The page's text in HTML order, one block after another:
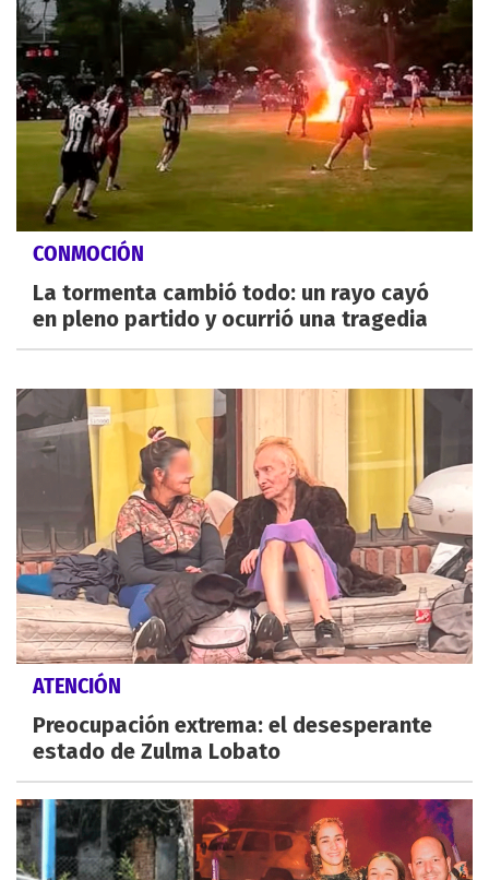
CONMOCIÓN
La tormenta cambió todo: un rayo cayó
en pleno partido y ocurrió una tragedia
ATENCIÓN
Preocupación extrema: el desesperante
estado de Zulma Lobato